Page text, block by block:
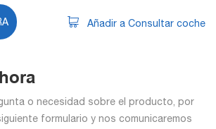
Añadir a Consultar coche
o necesidad sobre el producto, por
formulario y nos comunicaremos